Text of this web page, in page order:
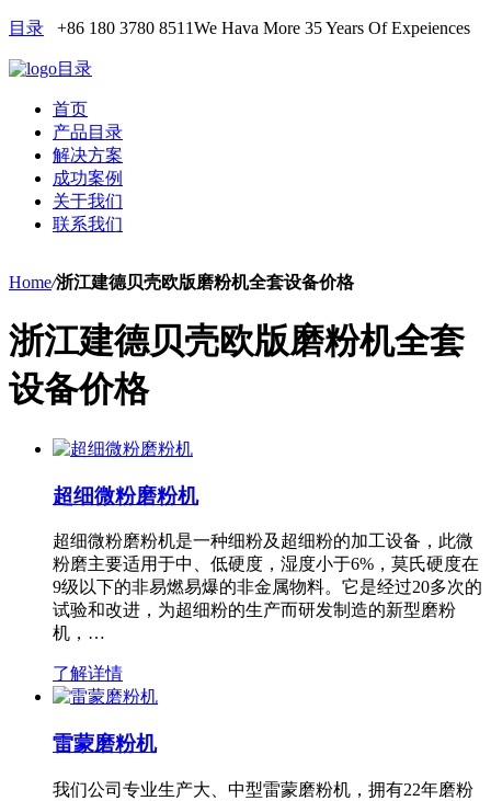
目录 +86 180 3780 8511We Hava More 35 Years Of Expeiences
目录
首页
产品目录
解决方案
成功案例
关于我们
联系我们
Home/浙江建德贝壳欧版磨粉机全套设备价格
浙江建德贝壳欧版磨粉机全套
设备价格
超细微粉磨粉机
超细微粉磨粉机是一种细粉及超细粉的加工设备，此微
粉磨主要适用于中、低硬度，湿度小于6%，莫氏硬度在
9级以下的非易燃易爆的非金属物料。它是经过20多次的
试验和改进，为超细粉的生产而研发制造的新型磨粉
机，…
了解详情
雷蒙磨粉机
我们公司专业生产大、中型雷蒙磨粉机，拥有22年磨粉